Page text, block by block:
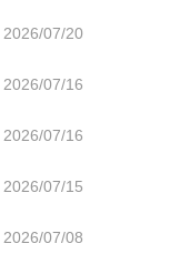
2026/07/20
2026/07/16
2026/07/16
2026/07/15
2026/07/08